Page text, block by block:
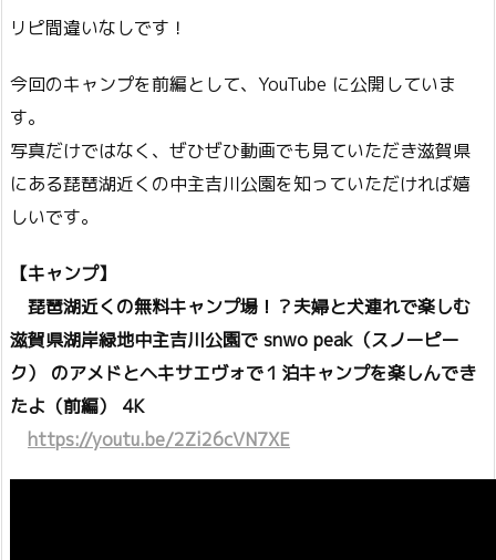
リピ間違いなしです！
今回のキャンプを前編として、YouTube に公開していま
す。
写真だけではなく、ぜひぜひ動画でも見ていただき滋賀県
にある琵琶湖近くの中主吉川公園を知っていただければ嬉
しいです。
【キャンプ】
琵琶湖近くの無料キャンプ場！？夫婦と犬連れで楽しむ
滋賀県湖岸緑地中主吉川公園で snwo peak（スノーピー
ク） のアメドとヘキサエヴォで１泊キャンプを楽しんでき
たよ（前編） 4K
https://youtu.be/2Zi26cVN7XE